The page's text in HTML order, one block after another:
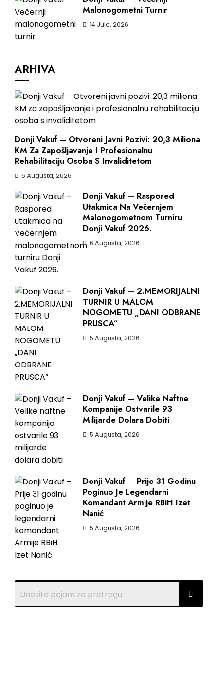
Malonogometni Turnir
14 Jula, 2026
ARHIVA
Donji Vakuf – Otvoreni Javni Pozivi: 20,3 Miliona
KM Za Zapošljavanje I Profesionalnu
Rehabilitaciju Osoba S Invaliditetom
6 Augusta, 2026
Donji Vakuf – Raspored
Utakmica Na Večernjem
Malonogometnom Turniru
Donji Vakuf 2026.
6 Augusta, 2026
Donji Vakuf – 2.MEMORIJALNI
TURNIR U MALOM
NOGOMETU „DANI ODBRANE
PRUSCA“
5 Augusta, 2026
Donji Vakuf – Velike Naftne
Kompanije Ostvarile 93
Milijarde Dolara Dobiti
5 Augusta, 2026
Donji Vakuf – Prije 31 Godinu
Poginuo Je Legendarni
Komandant Armije RBiH Izet
Nanić
5 Augusta, 2026